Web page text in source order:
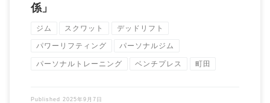
係」
ジム スクワット デッドリフト
パワーリフティング パーソナルジム
パーソナルトレーニング ベンチプレス 町田
Published 2025年9月7日